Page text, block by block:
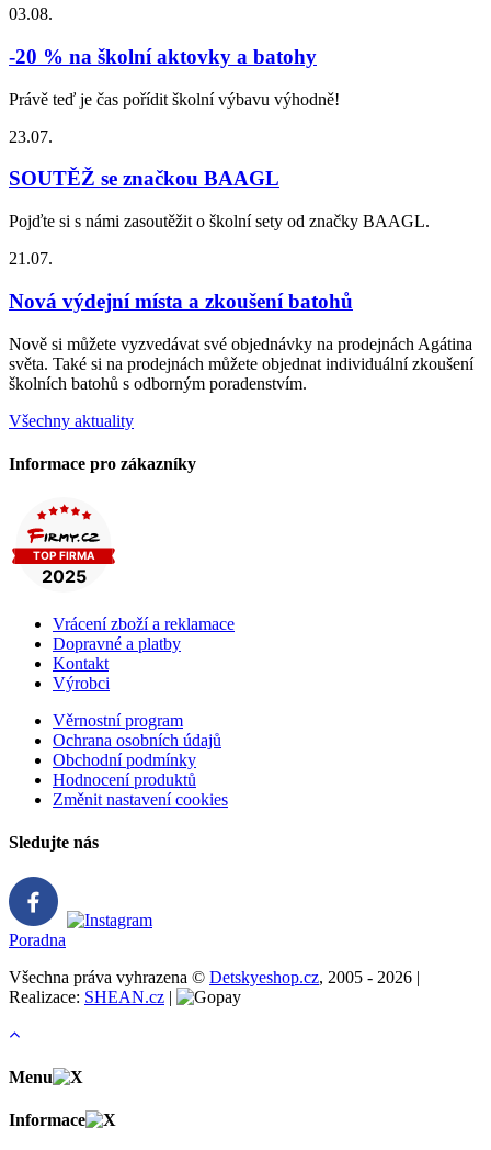
03.08.
-20 % na školní aktovky a batohy
Právě teď je čas pořídit školní výbavu výhodně!
23.07.
SOUTĚŽ se značkou BAAGL
Pojďte si s námi zasoutěžit o školní sety od značky BAAGL.
21.07.
Nová výdejní místa a zkoušení batohů
Nově si můžete vyzvedávat své objednávky na prodejnách Agátina
světa. Také si na prodejnách můžete objednat individuální zkoušení
školních batohů s odborným poradenstvím.
Všechny aktuality
Informace pro zákazníky
Vrácení zboží a reklamace
Dopravné a platby
Kontakt
Výrobci
Věrnostní program
Ochrana osobních údajů
Obchodní podmínky
Hodnocení produktů
Změnit nastavení cookies
Sledujte nás
Poradna
Všechna práva vyhrazena © Detskyeshop.cz, 2005 - 2026 |
Realizace: SHEAN.cz |
Menu
Informace